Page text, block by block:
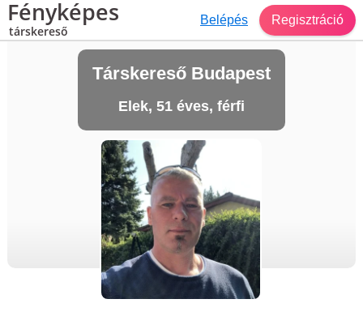
Fényképes
társkereső
Belépés Regisztráció
Társkereső Budapest
Elek, 51 éves, férfi